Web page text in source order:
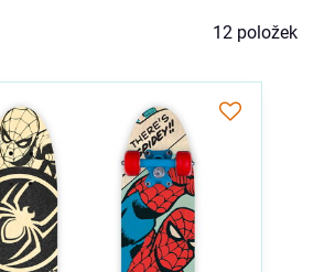
12 položek